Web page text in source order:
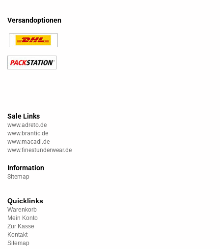
Versandoptionen
Sale Links
www.adreto.de
www.brantic.de
www.macadi.de
www.finestunderwear.de
Information
Sitemap
Quicklinks
Warenkorb
Mein Konto
Zur Kasse
Kontakt
Sitemap